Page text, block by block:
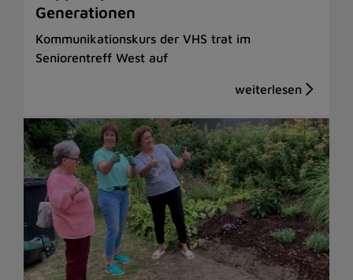
Generationen
Kommunikationskurs der VHS trat im
Seniorentreff West auf